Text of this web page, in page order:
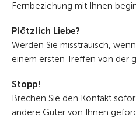
Fernbeziehung mit Ihnen
Plötzlich Liebe?
Werden Sie misstrauisch,
einem ersten Treffen von der
Stopp!
Brechen Sie den Kontakt
andere Güter von Ihnen